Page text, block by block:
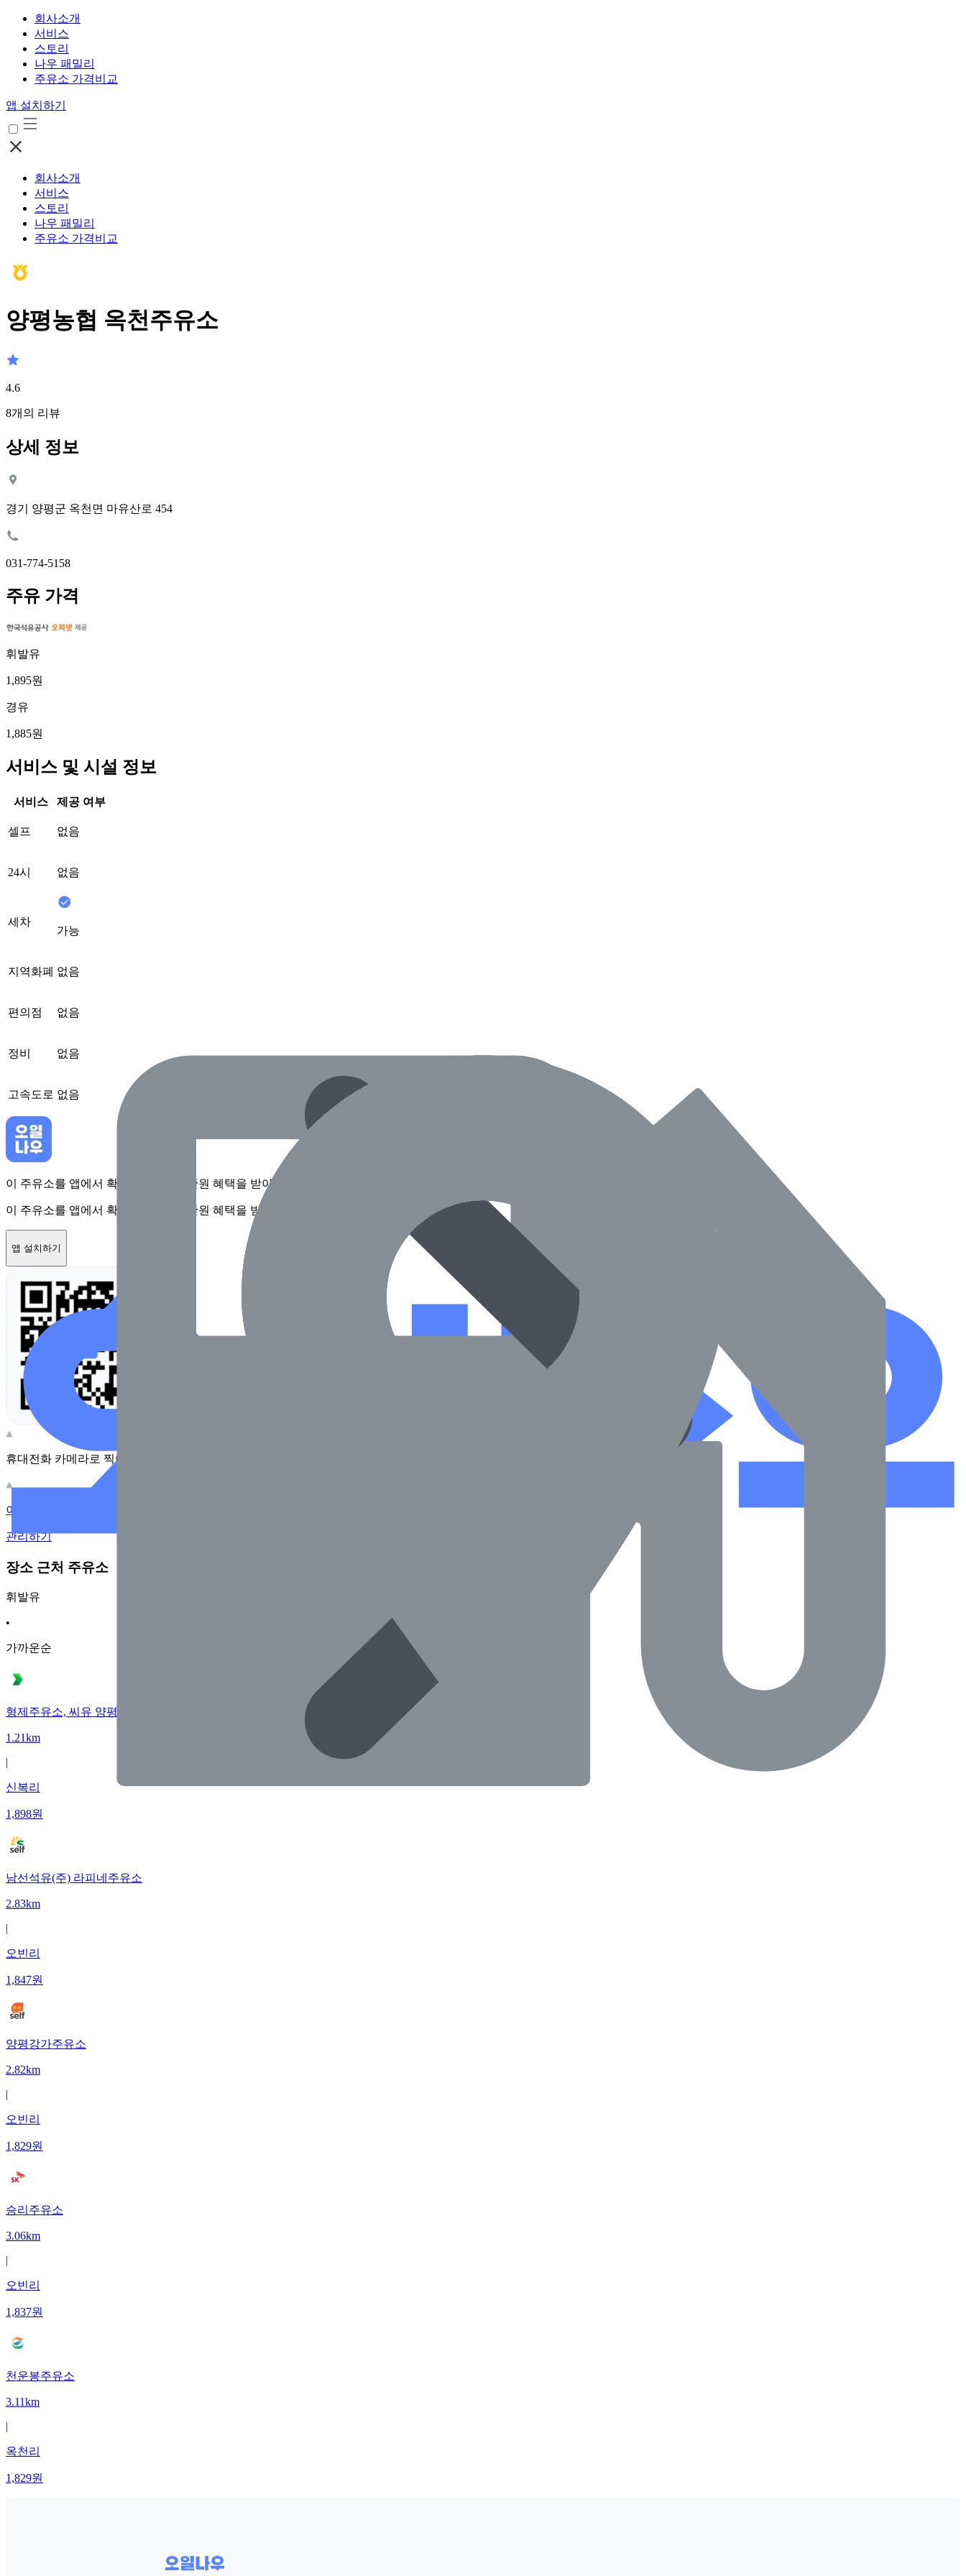
회사소개
서비스
스토리
나우 패밀리
주유소 가격비교
앱 설치하기
회사소개
서비스
스토리
나우 패밀리
주유소 가격비교
양평농협 옥천주유소
4.6
8개의 리뷰
상세 정보
경기 양평군 옥천면 마유산로 454
031-774-5158
주유 가격
휘발유
1,895원
경유
1,885원
서비스 및 시설 정보
서비스 제공 여부
셀프 없음
24시 없음
세차
가능
지역화폐 없음
편의점 없음
정비 없음
고속도로 없음
이 주유소를 앱에서 확인하고 최대 1만원 혜택을 받아보세요
이 주유소를 앱에서 확인하고 최대 1만원 혜택을 받아보세요
앱 설치하기
휴대전화 카메라로 찍어보세요
이 주유소의 사장님이신가요?
관리하기
장소 근처 주유소
휘발유
•
가까운순
형제주유소, 씨유 양평 마유산로점
1.21km
|
신복리
1,898원
남선석유(주) 라피네주유소
2.83km
|
오빈리
1,847원
양평강가주유소
2.82km
|
오빈리
1,829원
승리주유소
3.06km
|
오빈리
1,837원
천운봉주유소
3.11km
|
옥천리
1,829원